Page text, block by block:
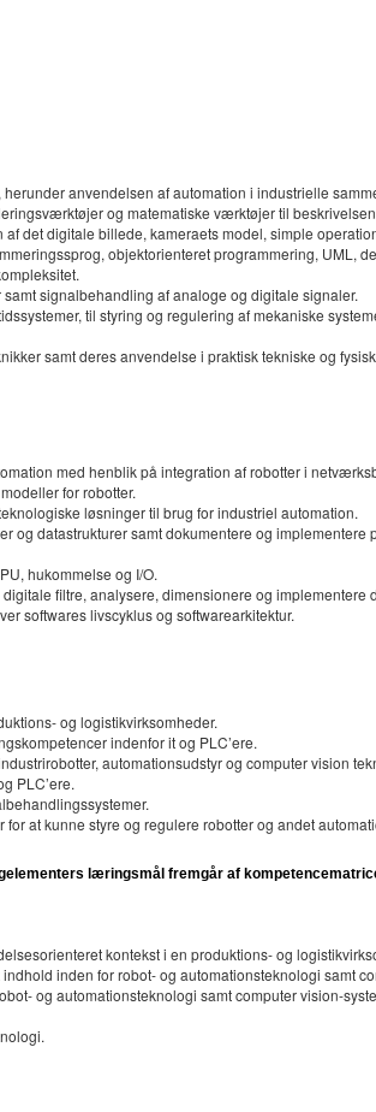
anvendelsen af automation i industrielle
og matematiske værktøjer til
det digitale billede, kameraets model, simple
objektorienteret programmering, UML,
signalbehandling af analoge og digitale signaler.
til styring og regulering af mekaniske
samt deres anvendelse i praktisk tekniske og
med henblik på integration af robotter i
for robotter.
løsninger til brug for industriel automation.
og datastrukturer samt dokumentere og
hukommelse og I/O.
filtre, analysere, dimensionere og
softwares livscyklus og softwarearkitektur.
og logistikvirksomheder.
indenfor it og PLC’ere.
automationsudstyr og computer vision
PLC’ere.
at kunne styre og regulere robotter og andet
læringsmål fremgår af
kontekst i en produktions- og
inden for robot- og automationsteknologi samt
og automationsteknologi samt computer vision-